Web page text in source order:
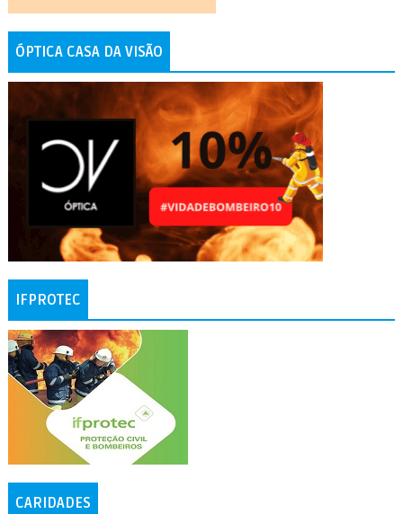
ÓPTICA CASA DA VISÃO
IFPROTEC
CARIDADES